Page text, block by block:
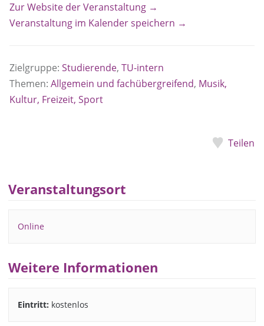
Zur Website der Veranstaltung →
Veranstaltung im Kalender speichern →
Zielgruppe: Studierende, TU-intern
Themen: Allgemein und fachübergreifend, Musik,
Kultur, Freizeit, Sport
Teilen
Veranstaltungsort
Online
Weitere Informationen
Eintritt: kostenlos